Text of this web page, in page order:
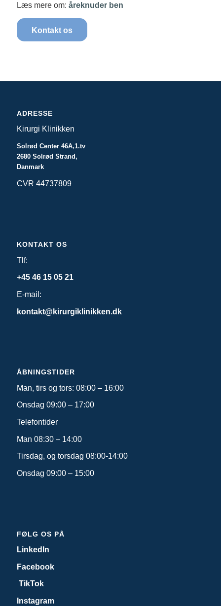
Læs mere om: åreknuder ben
Kontakt os
ADRESSE
Kirurgi Klinikken
Solrød Center 46A,1.tv
2680 Solrød Strand,
Danmark
CVR 44737809
KONTAKT OS
Tlf:
+45 46 15 05 21
E-mail:
kontakt@kirurgiklinikken.dk
ÅBNINGSTIDER
Man, tirs og tors: 08:00 – 16:00
Onsdag 09:00 – 17:00
Telefontider
Man 08:30 – 14:00
Tirsdag, og torsdag 08:00-14:00
Onsdag 09:00 – 15:00
FØLG OS PÅ
LinkedIn
Facebook
TikTok
Instagram